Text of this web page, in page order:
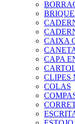
CAIXA
CAPA
CLIPES
COLAS